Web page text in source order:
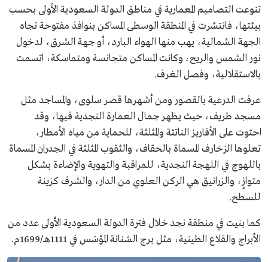
تنوعت التصاميم المعمارية في مناطق الدولة السعودية الأولى بحسب
بيئتها، فانتشرت في المنطقة الوسطى المساكن بنوافذ مفتوحة تجاه
الجهة الشمالية، يهب منها الهواء البارد، أو جهة الشرق، لدخول
نور الشمس والريح، وكانت المساكن متجانسة ومتماسكة، اتسمت
بالاستقلالية، وفصل الغرف.
عرفت الدرعية بالقصور ومن أشهرها قصر سلوى، والمساجد مثل
مسجد طريف، حيث يظهر جمال العمارة النجدية فيها، وقد
احتوت على الأفاريز الناتئة والمثلثة، للحماية من مياه الأمطار،
تعلوها الزخارف المسماة بالحقاف، والثقوب المثلثة في الجدران المسماة
باللهوج في اللهجة النجدية، للمراقبة والتهوية والإضاءة بشكل
متوازٍ، والزرانيق هي الركن العلوي من الدار، والشرف كزينة
للسطح.
كما بنيت في منطقة نجد خلال فترة الدولة السعودية الأولى عدد من
الأبراج والقلاع الطينية، مثل برج الشنانة المؤسَس في 1111هــ/1699م.